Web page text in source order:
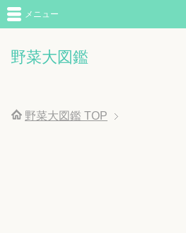
野菜大図鑑
メニュー
野菜大図鑑 TOP